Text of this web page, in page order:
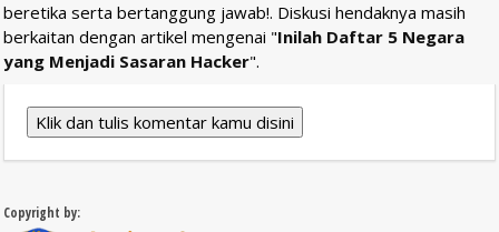
beretika serta bertanggung jawab!. Diskusi hendaknya masih
berkaitan dengan artikel mengenai "Inilah Daftar 5 Negara
yang Menjadi Sasaran Hacker".
Klik dan tulis komentar kamu disini
Copyright by: